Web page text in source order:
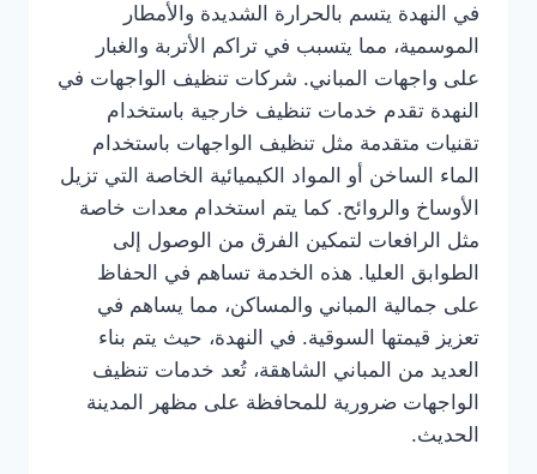
في النهدة يتسم بالحرارة الشديدة والأمطار
الموسمية، مما يتسبب في تراكم الأتربة والغبار
على واجهات المباني. شركات تنظيف الواجهات في
النهدة تقدم خدمات تنظيف خارجية باستخدام
تقنيات متقدمة مثل تنظيف الواجهات باستخدام
الماء الساخن أو المواد الكيميائية الخاصة التي تزيل
الأوساخ والروائح. كما يتم استخدام معدات خاصة
مثل الرافعات لتمكين الفرق من الوصول إلى
الطوابق العليا. هذه الخدمة تساهم في الحفاظ
على جمالية المباني والمساكن، مما يساهم في
تعزيز قيمتها السوقية. في النهدة، حيث يتم بناء
العديد من المباني الشاهقة، تُعد خدمات تنظيف
الواجهات ضرورية للمحافظة على مظهر المدينة
الحديث.